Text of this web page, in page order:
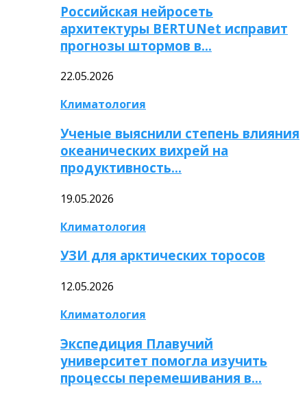
Российская нейросеть
архитектуры BERTUNet исправит
прогнозы штормов в…
22.05.2026
Климатология
Ученые выяснили степень влияния
океанических вихрей на
продуктивность…
19.05.2026
Климатология
УЗИ для арктических торосов
12.05.2026
Климатология
Экспедиция Плавучий
университет помогла изучить
процессы перемешивания в…